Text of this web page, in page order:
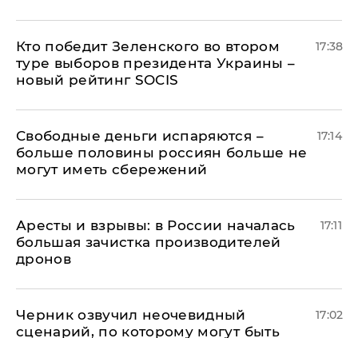
Кто победит Зеленского во втором
туре выборов президента Украины –
новый рейтинг SOCIS
17:38
Свободные деньги испаряются –
больше половины россиян больше не
могут иметь сбережений
17:14
Аресты и взрывы: в России началась
большая зачистка производителей
дронов
17:11
Черник озвучил неочевидный
сценарий, по которому могут быть
17:02